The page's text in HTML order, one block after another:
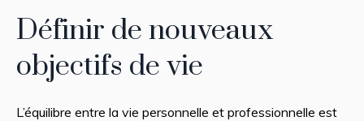
Définir de nouveaux
objectifs de vie
L’équilibre entre la vie personnelle et professionnelle est